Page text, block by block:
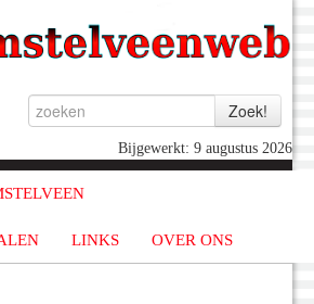
Bijgewerkt: 9 augustus 2026
LINKS OVER ONS